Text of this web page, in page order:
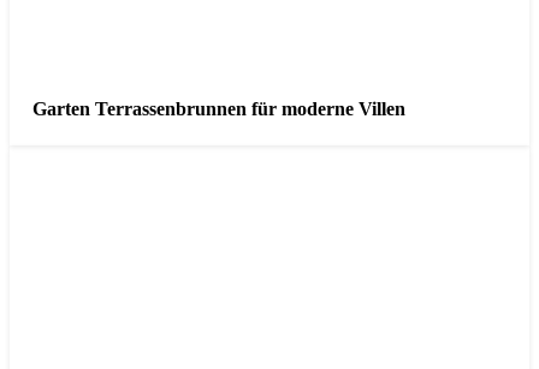
Garten Terrassenbrunnen für moderne Villen